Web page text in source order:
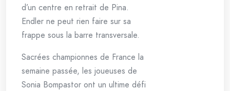
d’un centre en retrait de Pina.
Endler ne peut rien faire sur sa
frappe sous la barre transversale.
Sacrées championnes de France la
semaine passée, les joueuses de
Sonia Bompastor ont un ultime défi